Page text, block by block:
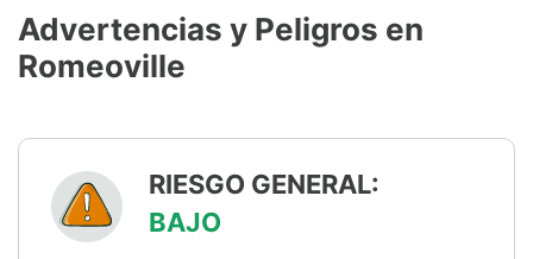
Advertencias y Peligros en
Romeoville
RIESGO GENERAL:
BAJO